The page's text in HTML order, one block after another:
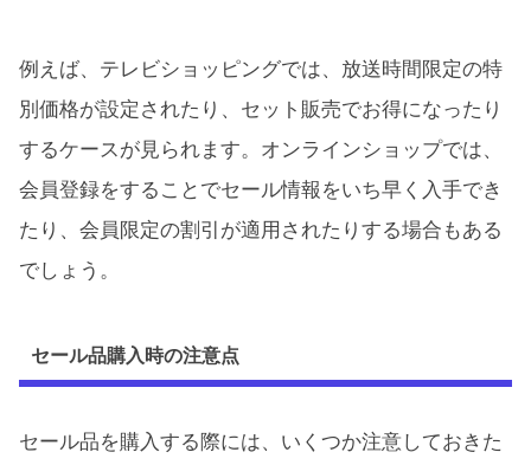
例えば、テレビショッピングでは、放送時間限定の特
別価格が設定されたり、セット販売でお得になったり
するケースが見られます。オンラインショップでは、
会員登録をすることでセール情報をいち早く入手でき
たり、会員限定の割引が適用されたりする場合もある
でしょう。
セール品購入時の注意点
セール品を購入する際には、いくつか注意しておきた